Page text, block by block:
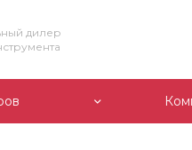
дилер